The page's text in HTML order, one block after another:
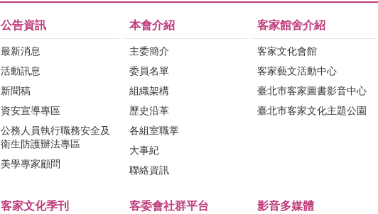
公告資訊
最新消息
活動訊息
新聞稿
資安宣導專區
公務人員執行職務安全及
衛生防護辦法專區
美學專家顧問
本會介紹
主委簡介
委員名單
組織架構
歷史沿革
各組室職掌
大事紀
聯絡資訊
客家館舍介紹
客家文化會館
客家藝文活動中心
臺北市客家圖書影音中心
臺北市客家文化主題公園
客家文化季刊 客委會社群平台 影音多媒體